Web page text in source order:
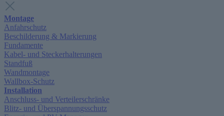
Montage
Anfahrschutz
Beschilderung & Markierung
Fundamente
Kabel- und Steckerhalterungen
Standfuß
Wandmontage
Wallbox-Schutz
Installation
Anschluss- und Verteilerschränke
Blitz- und Überspannungsschutz